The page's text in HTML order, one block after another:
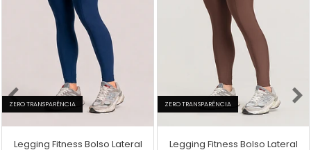
ZERO TRANSPARÊNCIA
Legging Fitness Bolso Lateral
ZERO TRANSPARÊNCIA
Legging Fitness Bolso Lateral